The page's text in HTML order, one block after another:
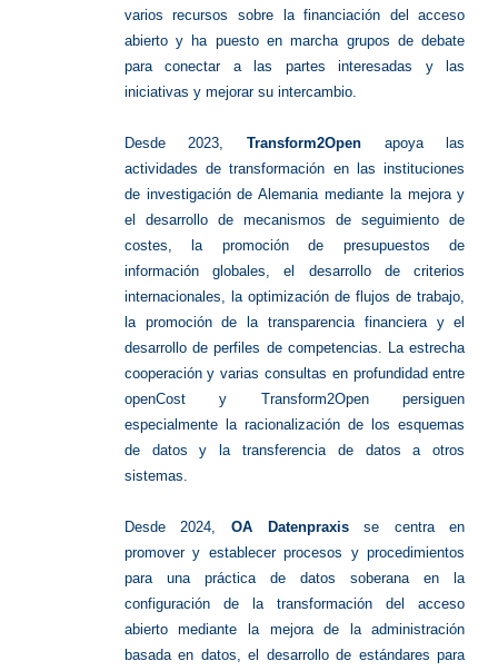
varios recursos sobre la financiación del acceso
abierto y ha puesto en marcha grupos de debate
para conectar a las partes interesadas y las
iniciativas y mejorar su intercambio.
Desde 2023,Transform2Open apoya las
actividades de transformación en las instituciones
de investigación de Alemania mediante la mejora y
el desarrollo de mecanismos de seguimiento de
costes, la promoción de presupuestos de
información globales, el desarrollo de criterios
internacionales, la optimización de flujos de trabajo,
la promoción de la transparencia financiera y el
desarrollo de perfiles de competencias. La estrecha
cooperación y varias consultas en profundidad entre
openCost y Transform2Open persiguen
especialmente la racionalización de los esquemas
de datos y la transferencia de datos a otros
sistemas.
Desde 2024, OA Datenpraxisse centra en
promover y establecer procesos y procedimientos
para una práctica de datos soberana en la
configuración de la transformación del acceso
abierto mediante la mejora de la administración
basada en datos, el desarrollo de estándares para